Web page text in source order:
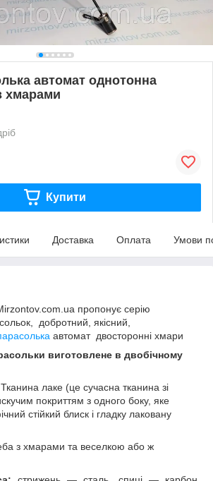
автомат однотонна
хмарами
Купити
Доставка Оплата Умови
пропонує серію
добротний, якісний,
автомат двосторонні хмари
виготовлене в двобічному
лаке (це сучасна тканина зі
покриттям з одного боку, яке
стійкий блиск і гладку лаковану
з хмарами та веселкою або ж